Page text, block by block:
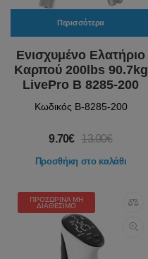
Περισσότερα
Ενισχυμένο Ελατήριο
Καρπού 200lbs 90.7kg
LivePro Β 8285-200
Κωδικός Β-8285-200
9.70€ 13.00€
Προσθήκη στο καλάθι
ΠΡΟΣΩΡΙΝΆ ΜΗ
ΔΙΑΘΈΣΙΜΟ